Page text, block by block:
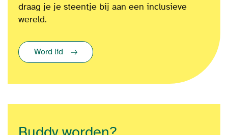
draag je je steentje bij aan een inclusieve
wereld.
Word lid